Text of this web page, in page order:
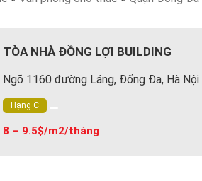
TÒA NHÀ ĐỒNG LỢI BUILDING
Ngõ 1160 đường Láng, Đống Đa, Hà Nội
Hạng C
8 – 9.5$/m2/tháng